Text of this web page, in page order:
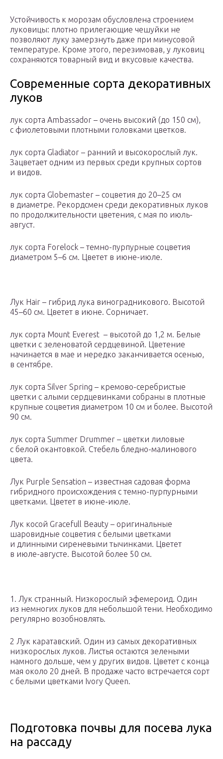
Устойчивость к морозам обусловлена строением
луковицы: плотно прилегающие чешуйки не
позволяют луку замерзнуть даже при минусовой
температуре. Кроме этого, перезимовав, у луковиц
сохраняются товарный вид и вкусовые качества.
Современные сорта декоративных
луков
лук сорта Ambassador – очень высокий (до 150 см),
с фиолетовыми плотными головками цветков.
лук сорта Gladiator – ранний и высокорослый лук.
Зацветает одним из первых среди крупных сортов
и видов.
лук сорта Globemaster – соцветия до 20–25 см
в диаметре. Рекордсмен среди декоративных луков
по продолжительности цветения, с мая по июль-
август.
лук сорта Forelock – темно-пурпурные соцветия
диаметром 5–6 см. Цветет в июне-июле.
Лук Hair – гибрид лука виноградникового. Высотой
45–60 см. Цветет в июне. Сорничает.
лук сорта Mount Everest – высотой до 1,2 м. Белые
цветки с зеленоватой сердцевиной. Цветение
начинается в мае и нередко заканчивается осенью,
в сентябре.
лук сорта Silver Spring – кремово-серебристые
цветки с алыми сердцевинками собраны в плотные
крупные соцветия диаметром 10 см и более. Высотой
90 см.
лук сорта Summer Drummer – цветки лиловые
с белой окантовкой. Стебель бледно-малинового
цвета.
Лук Purple Sensation – известная садовая форма
гибридного происхождения с темно-пурпурными
цветками. Цветет в июне-июле.
Лук косой Gracefull Beauty – оригинальные
шаровидные соцветия с белыми цветками
и длинными сиреневыми тычинками. Цветет
в июле-августе. Высотой более 50 см.
1. Лук странный. Низкорослый эфемероид. Один
из немногих луков для небольшой тени. Необходимо
регулярно возобновлять.
2 Лук каратавский. Один из самых декоративных
низкорослых луков. Листья остаются зелеными
намного дольше, чем у других видов. Цветет с конца
мая около 20 дней. В продаже часто встречается сорт
с белыми цветками Ivory Queen.
Подготовка почвы для посева лука
на рассаду